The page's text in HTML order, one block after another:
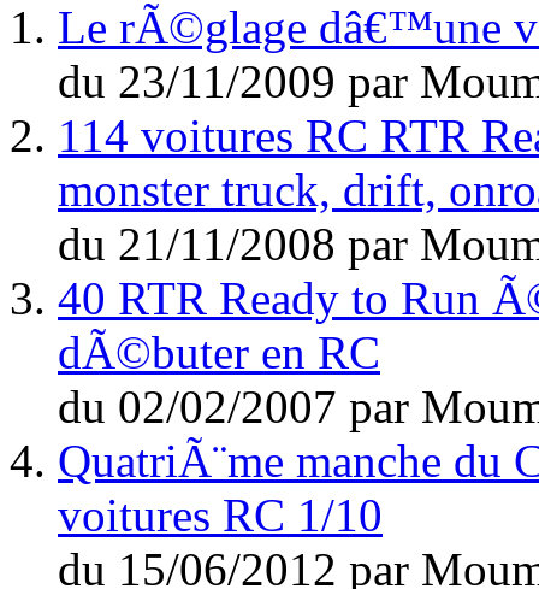
Le rÃ©glage dâ€™une
du 23/11/2009 par
114 voitures RC RTR
monster truck, drift,
du 21/11/2008 par
40 RTR Ready to Run
dÃ©buter en RC
du 02/02/2007 par
QuatriÃ¨me manche du
voitures RC 1/10
du 15/06/2012 par